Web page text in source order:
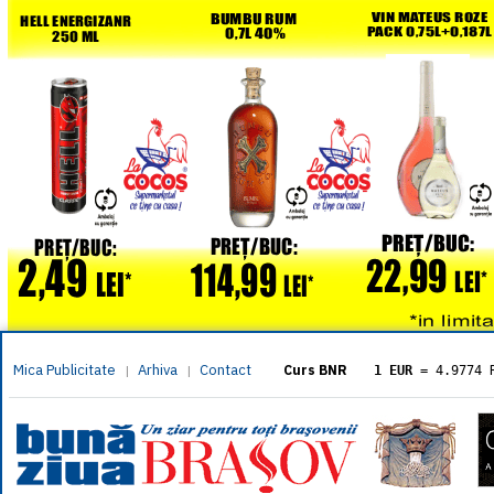
Mica Publicitate | Arhiva | Contact Curs BNR 1 EUR = 4.9774
= 5.8304
1 XAU= 464.4611
1 AED= 1.1933
1 AUD= 2.7957
1 BGN= 2.5449